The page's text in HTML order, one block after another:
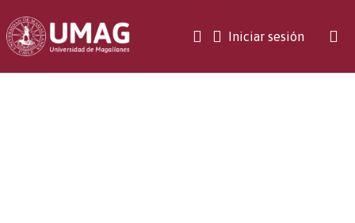
Iniciar sesión(current)